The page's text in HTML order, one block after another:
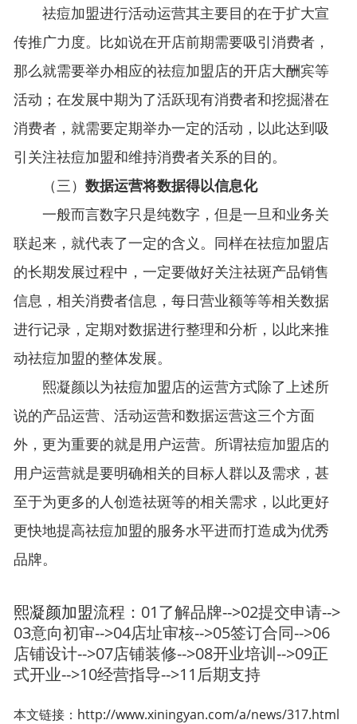
祛痘加盟进行活动运营其主要目的在于扩大宣
传推广力度。比如说在开店前期需要吸引消费者，
那么就需要举办相应的祛痘加盟店的开店大酬宾等
活动；在发展中期为了活跃现有消费者和挖掘潜在
消费者，就需要定期举办一定的活动，以此达到吸
引关注祛痘加盟和维持消费者关系的目的。
（三）数据运营将数据得以信息化
一般而言数字只是纯数字，但是一旦和业务关
联起来，就代表了一定的含义。同样在祛痘加盟店
的长期发展过程中，一定要做好关注祛斑产品销售
信息，相关消费者信息，每日营业额等等相关数据
进行记录，定期对数据进行整理和分析，以此来推
动祛痘加盟的整体发展。
熙凝颜以为祛痘加盟店的运营方式除了上述所
说的产品运营、活动运营和数据运营这三个方面
外，更为重要的就是用户运营。所谓祛痘加盟店的
用户运营就是要明确相关的目标人群以及需求，甚
至于为更多的人创造祛斑等的相关需求，以此更好
更快地提高祛痘加盟的服务水平进而打造成为优秀
品牌。
熙凝颜加盟流程：01了解品牌-->02提交申请-->
03意向初审-->04店址审核-->05签订合同-->06
店铺设计-->07店铺装修-->08开业培训-->09正
式开业-->10经营指导-->11后期支持
本文链接： http://www.xiningyan.com/a/news/317.html